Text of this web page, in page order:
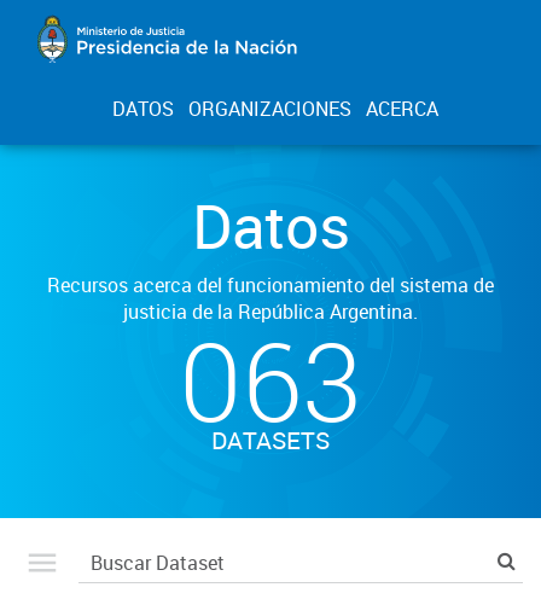
DATOS ORGANIZACIONES ACERCA
Datos
Recursos acerca del funcionamiento del sistema de
justicia de la República Argentina.
063
DATASETS